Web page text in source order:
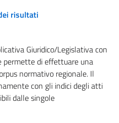
risultati
Giuridico/Legislativa con
permette di effettuare una
normativo regionale. Il
con gli indici degli atti
dalle singole